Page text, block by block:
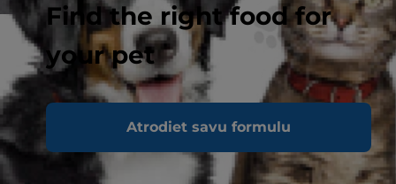
Find the right food for
your pet
Atrodiet savu formulu